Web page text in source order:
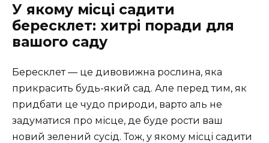
У якому місці садити
бересклет: хитрі поради для
вашого саду
Бересклет — це дивовижна рослина, яка
прикрасить будь-який сад. Але перед тим, як
придбати це чудо природи, варто аль не
задуматися про місце, де буде рости ваш
новий зелений сусід. Тож, у якому місці садити